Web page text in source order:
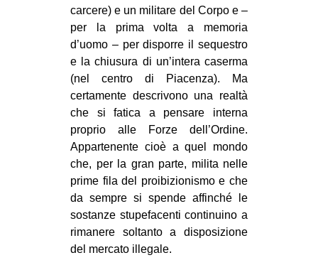
in
Fb
tw
bsky
ms
SEARCH
carcere) e un militare del Corpo e –
per la prima volta a memoria
d’uomo – per disporre il sequestro
e la chiusura di un’intera caserma
(nel centro di Piacenza). Ma
certamente descrivono una realtà
che si fatica a pensare interna
proprio alle Forze dell’Ordine.
Appartenente cioè a quel mondo
che, per la gran parte, milita nelle
prime fila del proibizionismo e che
da sempre si spende affinché le
sostanze stupefacenti continuino a
rimanere soltanto a disposizione
del mercato illegale.